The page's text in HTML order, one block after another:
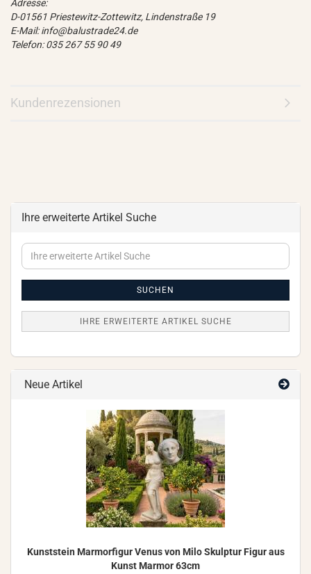
Adresse:
D-01561 Priestewitz-Zottewitz, Lindenstraße 19
E-Mail: info@balustrade24.de
Telefon: 035 267 55 90 49
Kundenrezensionen
Ihre erweiterte Artikel Suche
Ihre
erweiterte
SUCHEN
IHRE ERWEITERTE ARTIKEL SUCHE
Neue Artikel
Kunst­stein Mar­mor­fi­gur Venus von Milo Skulp­tur Figur aus
Kunst Mar­mor 63cm